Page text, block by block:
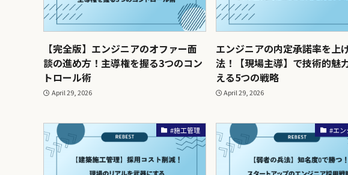
【完全版】エンジニアのオファー面
談の進め方！主導権を握る3つのコン
トロール術
April 29, 2026
エンジニアの内定承諾率を上
法！【現場主導】で技術的魅
える5つの戦略
April 29, 2026
#施工管理 #エ